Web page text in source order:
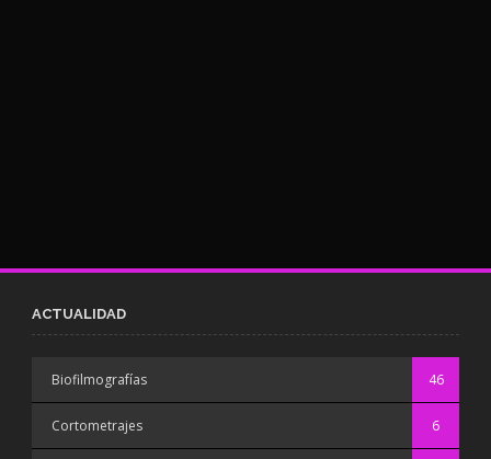
ACTUALIDAD
Biofilmografías 46
Cortometrajes 6